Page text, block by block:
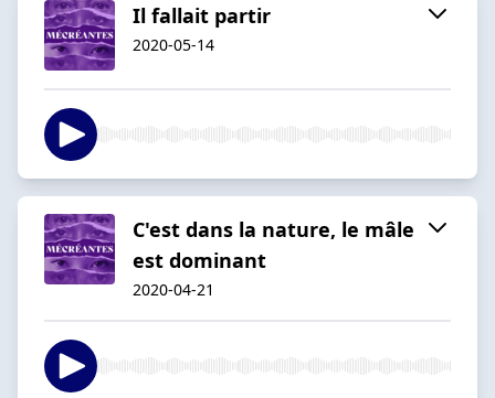
Il fallait partir
2020-05-14
C'est dans la nature, le mâle
est dominant
2020-04-21